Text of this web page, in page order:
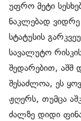
უფრო მეტი
ნაკლებად
სტატუსის
სავალუტო
შედარებით, აშშ
შესაძლოა, ეს
ჟღერს, თუმცა
ძალზე დიდი